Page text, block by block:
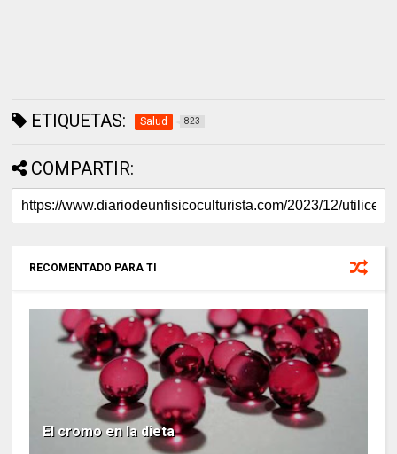
ETIQUETAS: Salud 823
COMPARTIR:
RECOMENTADO PARA TI
El cromo en la dieta